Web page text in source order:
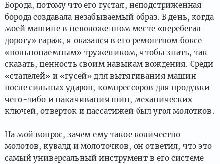
Борода, потому что его густая, неподстриженная
борода создавала незабываемый образ. В день, когда
моей машине в неположенном месте «перебегал
дорогу» гараж, я оказался в его ремонтном боксе
«вольнонаемным» тружеником, чтобы знать, так
сказать, ценность своим навыкам вождения. Среди
«стапелей» и «гусей» для вытягивания машин
после сильных ударов, компрессоров для продувки
чего-либо и накачивания шин, механических
ключей, отверток и пассатижей был угол молотков.
На мой вопрос, зачем ему такое количество
молотов, кувалд и молоточков, он ответил, что это
самый универсальный инструмент в его системе